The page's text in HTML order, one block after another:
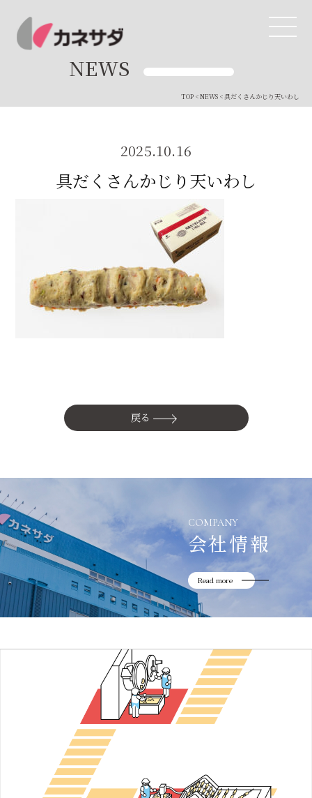
TOP
生産体制
美味しい安心
商品・開発
品質管理
直営店
リニューアル中
NEWS
TOP<NEWS< 具だくさんかじり天いわし
2025.10.16
具だくさんかじり天いわし
戻る
COMPANY
会社情報
Read more